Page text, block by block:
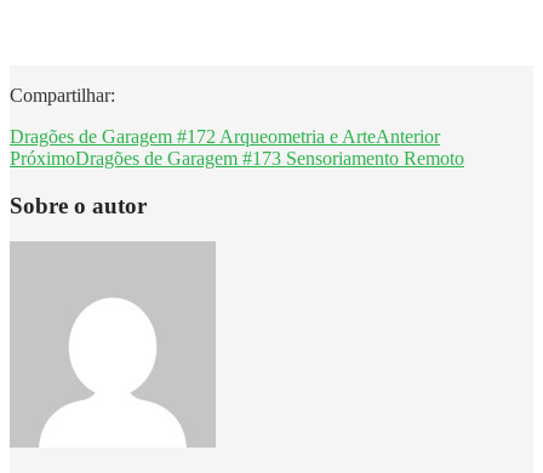
Compartilhar:
Dragões de Garagem #172 Arqueometria e ArteAnterior
PróximoDragões de Garagem #173 Sensoriamento Remoto
Sobre o autor